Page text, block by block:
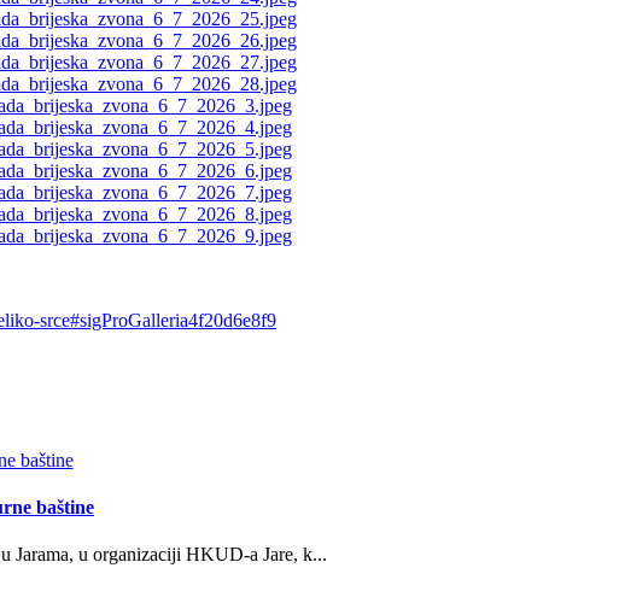
srce#sigProGalleria4f20d6e8f9
baštine
Jarama, u organizaciji HKUD-a Jare, k...